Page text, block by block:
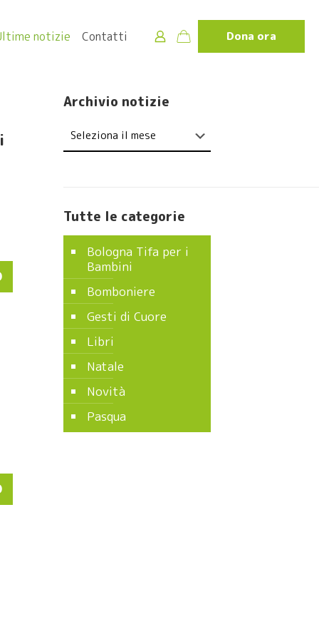
notizie Contatti Dona ora
Archivio notizie
Archivio
notizie
Tutte le categorie
Bologna Tifa per i
Bambini
Bomboniere
Gesti di Cuore
Libri
Natale
Novità
Pasqua